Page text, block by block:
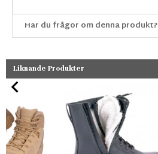
Har du frågor om denna produkt?
Liknande Produkter